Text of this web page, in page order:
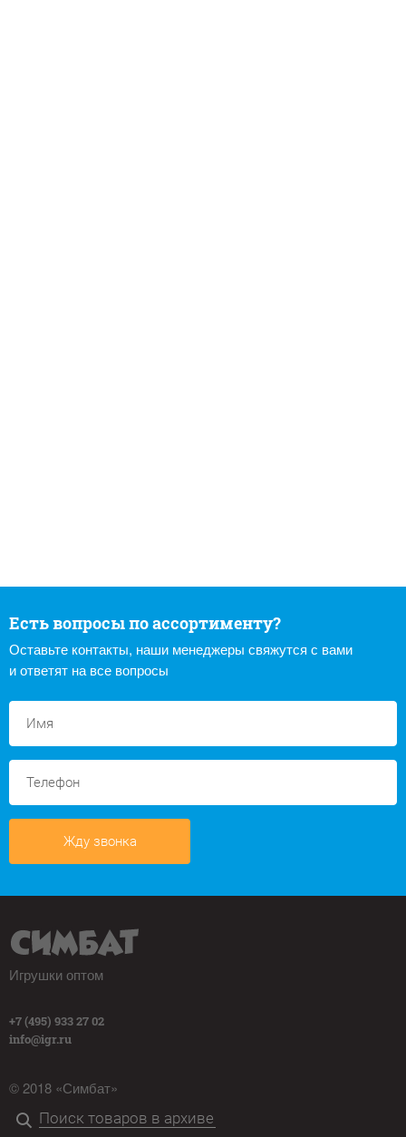
Есть вопросы по ассортименту?
Оставьте контакты, наши менеджеры свяжутся с вами
и ответят на все вопросы
Жду звонка
Игрушки оптом
+7 (495) 933 27 02
info@igr.ru
© 2018 «Симбат»